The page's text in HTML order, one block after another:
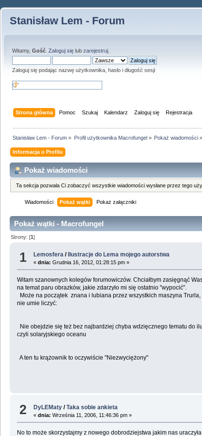
Stanisław Lem - Forum
Witamy, Gość Zaloguj się lub zarejestruj
Zaloguj się podając nazwę użytkownika, hasło i długość sesji
Strona główna Pomoc Szukaj Kalendarz Zaloguj się Rejestracja
Stanisław Lem - Forum » Profil użytkownika Macrofungel» Pokaż wiadomości»
Informacja o Profilu
Pokaż wiadomości
Ta sekcja pozwala Ci zobaczyć wszystkie wiadomości wysłane przez tego
Wiadomości Pokaż wątki Pokaż załączniki
Pokaż wątki - Macrofungel
Strony: [1]
1 Lemosfera / Ilustracje do Lema mojego autorstwa
«dnia: Grudnia 16, 2012, 01:28:15 pm »
Witam szanownych kolegów forumowiczów. Chciałbym zasięgnąć
na temat paru obrazków, jakie zdarzyło mi się ostatnio "wypocić".
Może na początek znana i lubiana przez wszystkich maszyna Trurla,
nie umie liczyć:
Nie obejdzie się też bez najbardziej chyba wdzięcznego tematu do
czyli solaryjskiego oceanu
A ten tu krążownik to oczywiście "Niezwyciężony"
2 DyLEMaty /Taka sobie ankieta
«dnia: Września 11, 2006, 11:46:36 pm »
No to może skorzystajmy z nowego dobrodziejstwa jakim nas